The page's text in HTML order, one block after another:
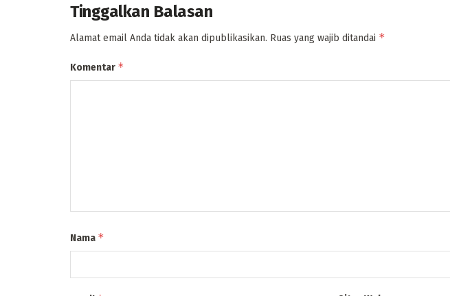
Tinggalkan Balasan
Alamat email Anda tidak akan dipublikasikan. Ruas yang wajib ditandai *
Komentar *
Nama *